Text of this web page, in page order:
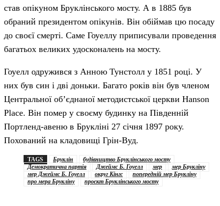
став опікуном Бруклінського мосту. А в 1885 був
обраний президентом опікунів. Він обіймав цю посаду
до своєї смерті. Саме Гоуеллу приписували проведення
багатьох великих удосконалень на мосту.
Гоуелл одружився з Анною Тунстолл у 1851 році. У
них був син і дві доньки. Багато років він був членом
Центральної об’єднаної методистської церкви Hanson
Place. Він помер у своєму будинку на Південній
Портленд-авеню в Брукліні 27 січня 1897 року.
Похований на кладовищі Грін-Вуд.
TAGS Бруклін
будівництво Бруклінського мосту
Демократична партія
Джеймс Б. Гоуелл мер
мер Брукліну
мер Джеймс Б. Гоуелл
округ Кінгс
попередній мер Брукліну
про мера Брукліну
проєкт Бруклінського мосту